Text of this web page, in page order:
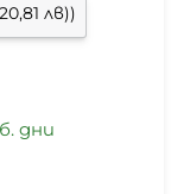
дни
лв))